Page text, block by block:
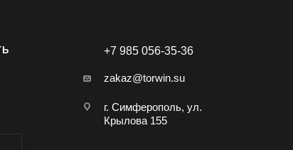
+7 985 056-35-36
zakaz@torwin.su
г. Симферополь, ул.
Крылова 155